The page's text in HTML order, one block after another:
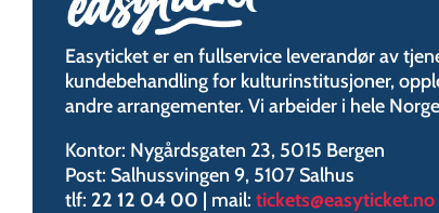
Easyticket er en fullservice leverandør av
kundebehandling for kulturinstitusjoner,
andre arrangementer. Vi arbeider i hele
Kontor: Nygårdsgaten 23, 5015 Bergen
Post: Salhussvingen 9, 5107 Salhus
tlf: 22 12 04 00 | mail: tickets@easyticket.no